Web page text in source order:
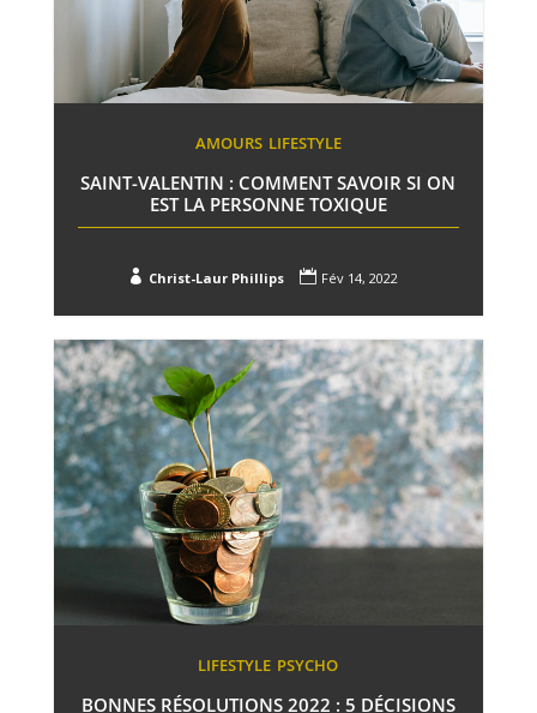
AMOURS LIFESTYLE
SAINT-VALENTIN : COMMENT SAVOIR SI ON
EST LA PERSONNE TOXIQUE
 Christ-Laur Phillips  Fév 14, 2022
LIFESTYLE PSYCHO
BONNES RÉSOLUTIONS 2022 : 5 DÉCISIONS